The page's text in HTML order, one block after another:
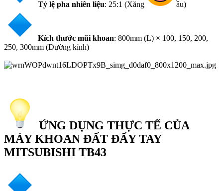
Tỷ lệ pha nhiên liệu: 25:1 (Xăng ầu)
Kích thước mũi khoan: 800mm (L) × 100, 150, 200,
250, 300mm (Đường kính)
ỨNG DỤNG THỰC TẾ CỦA
MÁY KHOAN ĐẤT ĐẨY TAY
MITSUBISHI TB43